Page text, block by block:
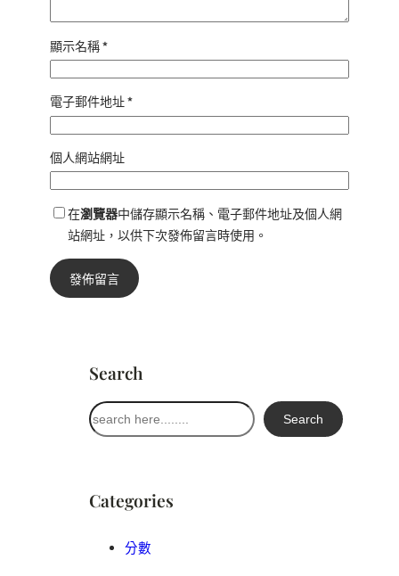
顯示名稱*
電子郵件地址*
個人網站網址
在瀏覽器中儲存顯示名稱、電子郵件地址及個人網
站網址，以供下次發佈留言時使用。
Search
搜
尋
Search
Categories
分數